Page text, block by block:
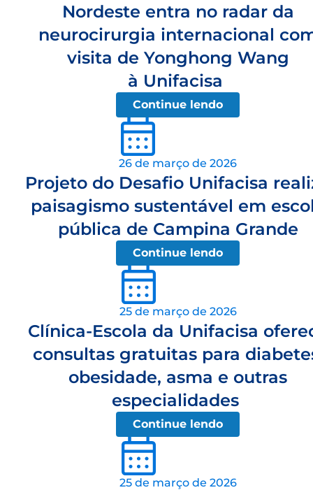
Nordeste entra no radar da
neurocirurgia internacional
visita de Yonghong Wang
à Unifacisa
Continue lendo
26 de março de 2026
Projeto do Desafio Unifacisa
paisagismo sustentável em
pública de Campina Grande
Continue lendo
25 de março de 2026
Clínica-Escola da Unifacisa
consultas gratuitas para
obesidade, asma e outras
especialidades
Continue lendo
25 de março de 2026